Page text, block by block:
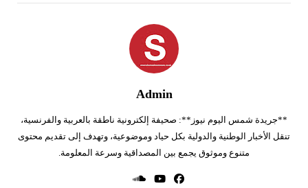
Admin
**جريدة شمس اليوم نيوز**: صحيفة إلكترونية ناطقة بالعربية والفرنسية،
تنقل الأخبار الوطنية والدولية بكل حياد وموضوعية، وتهدف إلى تقديم محتوى
متنوع وموثوق يجمع بين المصداقية وسرعة المعلومة.